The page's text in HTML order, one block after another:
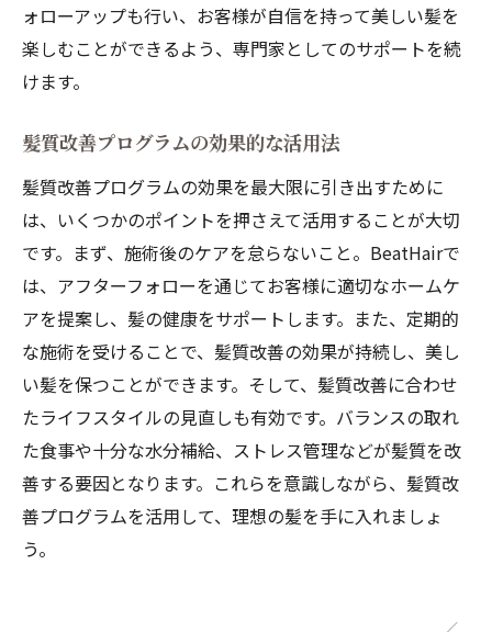
ォローアップも行い、お客様が自信を持って美しい髪を
楽しむことができるよう、専門家としてのサポートを続
けます。
髪質改善プログラムの効果的な活用法
髪質改善プログラムの効果を最大限に引き出すために
は、いくつかのポイントを押さえて活用することが大切
です。まず、施術後のケアを怠らないこと。BeatHairで
は、アフターフォローを通じてお客様に適切なホームケ
アを提案し、髪の健康をサポートします。また、定期的
な施術を受けることで、髪質改善の効果が持続し、美し
い髪を保つことができます。そして、髪質改善に合わせ
たライフスタイルの見直しも有効です。バランスの取れ
た食事や十分な水分補給、ストレス管理などが髪質を改
善する要因となります。これらを意識しながら、髪質改
善プログラムを活用して、理想の髪を手に入れましょ
う。